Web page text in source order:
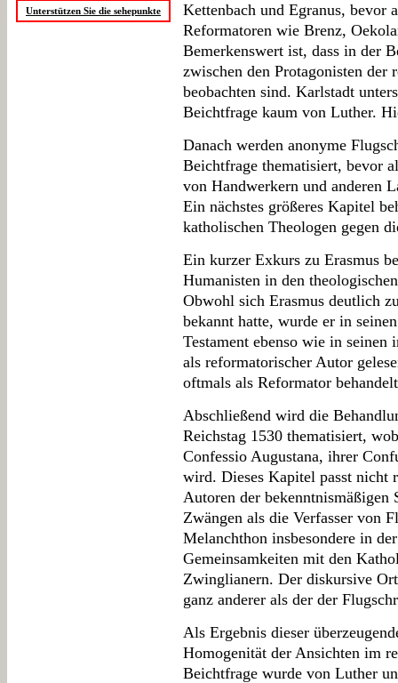
Unterstützen Sie die sehepunkte
Kettenbach und Egranus, bevor
Reformatoren wie Brenz,
Bemerkenswert ist, dass in der
zwischen den Protagonisten der
beobachten sind. Karlstadt
Beichtfrage kaum von Luther.
Danach werden anonyme
Beichtfrage thematisiert, bevor
von Handwerkern und anderen
Ein nächstes größeres Kapitel
katholischen Theologen gegen
Ein kurzer Exkurs zu Erasmus
Humanisten in den
Obwohl sich Erasmus deutlich
bekannt hatte, wurde er in
Testament ebenso wie in seinen
als reformatorischer Autor
oftmals als Reformator
Abschließend wird die
Reichstag 1530 thematisiert,
Confessio Augustana, ihrer
wird. Dieses Kapitel passt nicht
Autoren der bekenntnismäßigen
Zwängen als die Verfasser von
Melanchthon insbesondere in
Gemeinsamkeiten mit den
Zwinglianern. Der diskursive
ganz anderer als der der
Als Ergebnis dieser
Homogenität der Ansichten im
Beichtfrage wurde von Luther